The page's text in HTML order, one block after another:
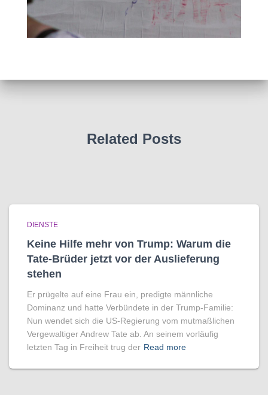
Related Posts
DIENSTE
Keine Hilfe mehr von Trump: Warum die
Tate-Brüder jetzt vor der Auslieferung
stehen
Er prügelte auf eine Frau ein, predigte männliche
Dominanz und hatte Verbündete in der Trump-Familie:
Nun wendet sich die US-Regierung vom mutmaßlichen
Vergewaltiger Andrew Tate ab. An seinem vorläufig
letzten Tag in Freiheit trug der Read more